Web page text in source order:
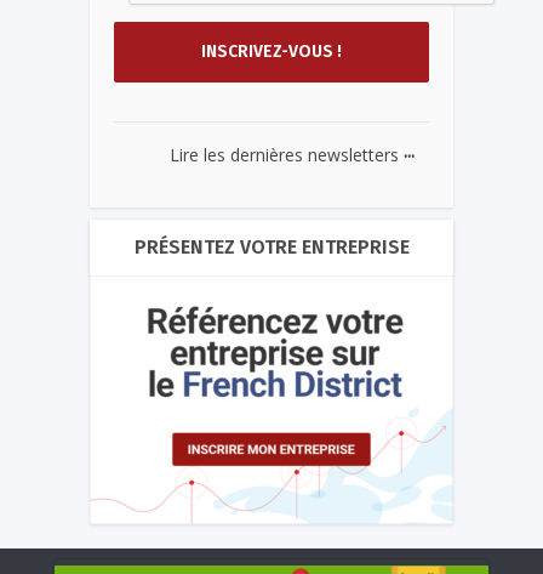
Lire les dernières newsletters ...
PRÉSENTEZ VOTRE ENTREPRISE